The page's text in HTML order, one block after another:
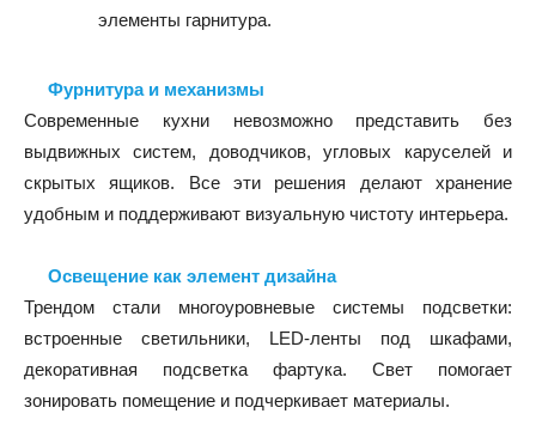
элементы гарнитура.
Фурнитура и механизмы
Современные кухни невозможно представить без
выдвижных систем, доводчиков, угловых каруселей и
скрытых ящиков. Все эти решения делают хранение
удобным и поддерживают визуальную чистоту интерьера.
Освещение как элемент дизайна
Трендом стали многоуровневые системы подсветки:
встроенные светильники, LED-ленты под шкафами,
декоративная подсветка фартука. Свет помогает
зонировать помещение и подчеркивает материалы.